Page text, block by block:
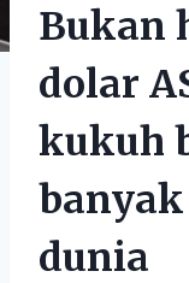
Bukan
dolar
kukuh
dunia